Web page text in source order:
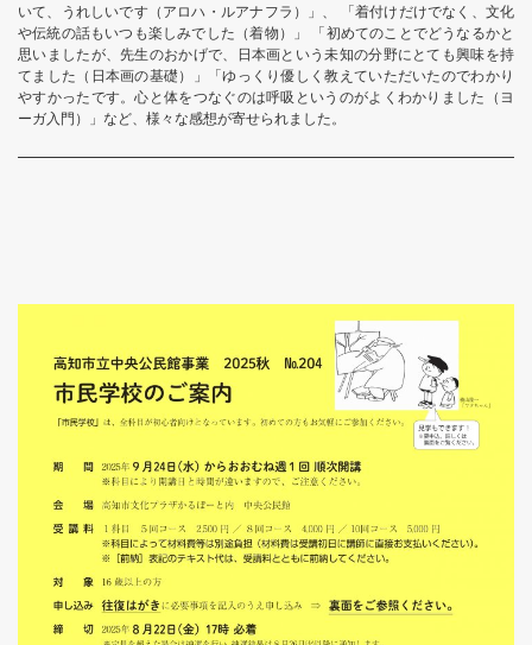
いて、うれしいです（アロハ・ルアナフラ）」、 「着付けだけでなく、文化
や伝統の話もいつも楽しみでした（着物）」 「初めてのことでどうなるかと
思いましたが、先生のおかげで、日本画という未知の分野にとても興味を持
てました（日本画の基礎）」「ゆっくり優しく教えていただいたのでわかり
やすかったです。心と体をつなぐのは呼吸というのがよくわかりました（ヨ
ーガ入門）」など、様々な感想が寄せられました。